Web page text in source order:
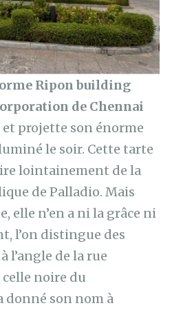
Ripon building
de Chennai
projette son énorme
le soir. Cette tarte
lointainement de la
de Palladio. Mais
elle n’en a ni la grâce ni
l’on distingue des
l’angle de la rue
noire du
donné son nom à